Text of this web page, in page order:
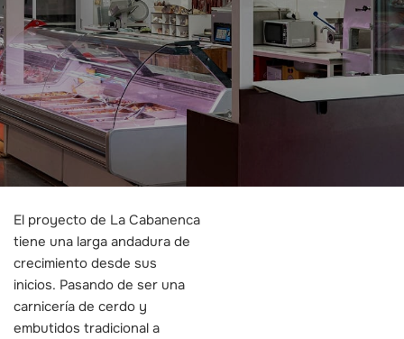
El proyecto de La Cabanenca
tiene una larga andadura de
crecimiento desde sus
inicios. Pasando de ser una
carnicería de cerdo y
embutidos tradicional a